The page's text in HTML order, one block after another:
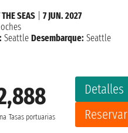
Tasas portuarias
Detalles
Reservar
SEAS
7 JUN. 2027
Seattle Desembarque: Seattle